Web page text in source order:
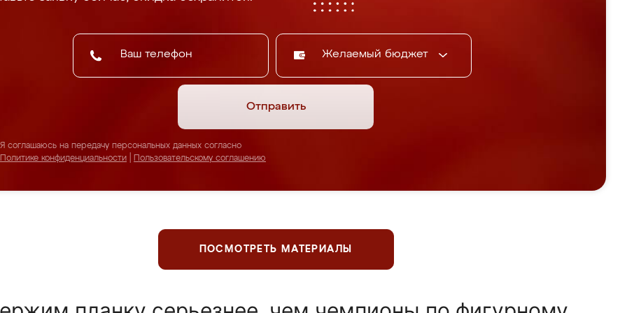
Желаемый бюджет
Отправить
Я соглашаюсь на передачу персональных данных согласно
Политике конфиденциальности
Пользовательскому соглашению
ПОСМОТРЕТЬ МАТЕРИАЛЫ